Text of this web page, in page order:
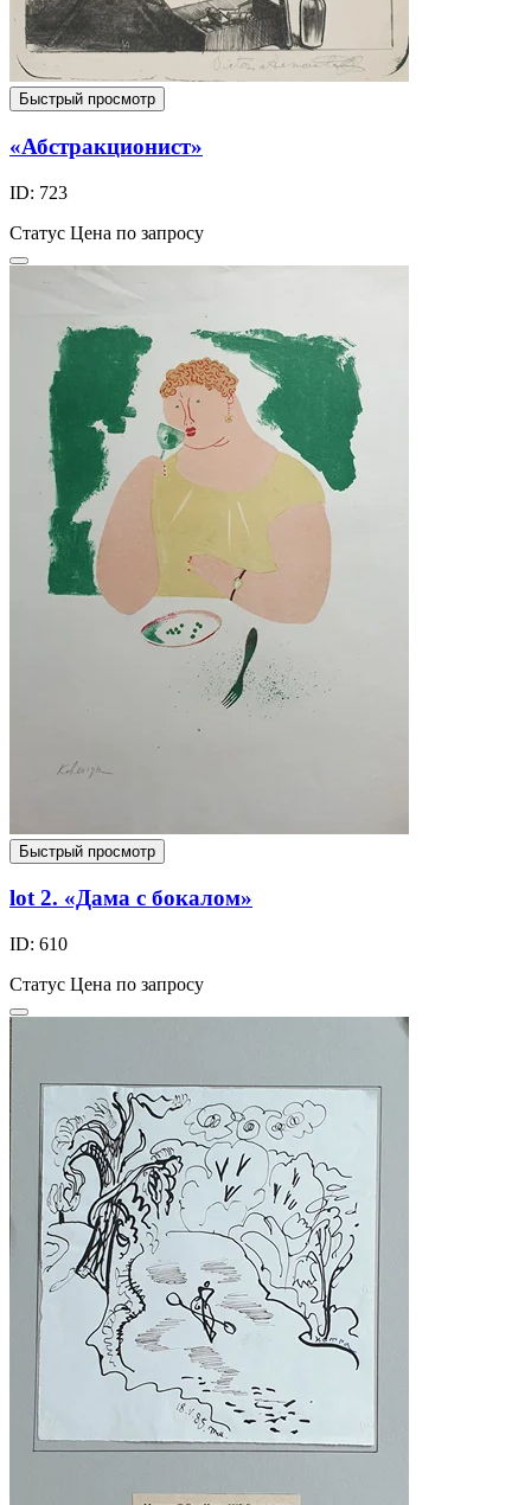
Быстрый просмотр
«Абстракционист»
ID: 723
Статус Цена по запросу
Быстрый просмотр
lot 2. «Дама с бокалом»
ID: 610
Статус Цена по запросу